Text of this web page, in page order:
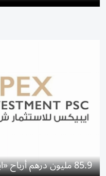
85.9 مليون درهم أرباح «ايبيكس» النصفية بنمو 8%